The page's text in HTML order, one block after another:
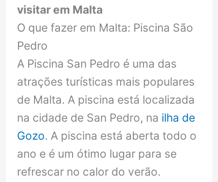
visitar em Malta
O que fazer em Malta: Piscina São
Pedro
A Piscina San Pedro é uma das
atrações turísticas mais populares
de Malta. A piscina está localizada
na cidade de San Pedro, na ilha de
Gozo. A piscina está aberta todo o
ano e é um ótimo lugar para se
refrescar no calor do verão.